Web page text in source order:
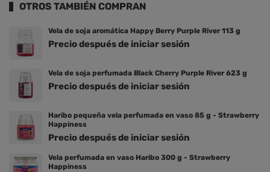
OTROS TAMBIÉN COMPRAN
Vela de soja aromática Happy Berry Purple River 113 g
Precio después de iniciar sesión
Vela de soja perfumada Black Cherry Purple River 623 g
Precio después de iniciar sesión
Haribo pequeña vela perfumada en vaso 85 g - Strawberry
Happiness
Precio después de iniciar sesión
Vela perfumada en vaso Haribo 300 g - Strawberry
Happiness